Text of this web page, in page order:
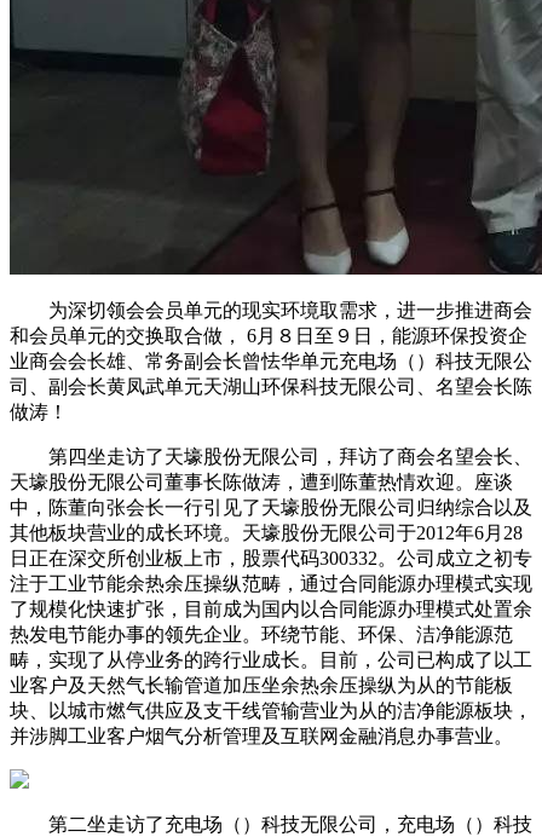
为深切领会会员单元的现实环境取需求，进一步推进商会
和会员单元的交换取合做， 6月８日至９日，能源环保投资企
业商会会长雄、常务副会长曾怯华单元充电场（）科技无限公
司、副会长黄凤武单元天湖山环保科技无限公司、名望会长陈
做涛！
第四坐走访了天壕股份无限公司，拜访了商会名望会长、
天壕股份无限公司董事长陈做涛，遭到陈董热情欢迎。座谈
中，陈董向张会长一行引见了天壕股份无限公司归纳综合以及
其他板块营业的成长环境。天壕股份无限公司于2012年6月28
日正在深交所创业板上市，股票代码300332。公司成立之初专
注于工业节能余热余压操纵范畴，通过合同能源办理模式实现
了规模化快速扩张，目前成为国内以合同能源办理模式处置余
热发电节能办事的领先企业。环绕节能、环保、洁净能源范
畴，实现了从停业务的跨行业成长。目前，公司已构成了以工
业客户及天然气长输管道加压坐余热余压操纵为从的节能板
块、以城市燃气供应及支干线管输营业为从的洁净能源板块，
并涉脚工业客户烟气分析管理及互联网金融消息办事营业。
第二坐走访了充电场（）科技无限公司，充电场（）科技